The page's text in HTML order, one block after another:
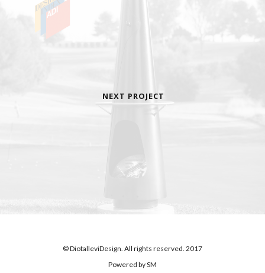
NEXT PROJECT
© DiotalleviDesign. All rights reserved. 2017
Powered bySM